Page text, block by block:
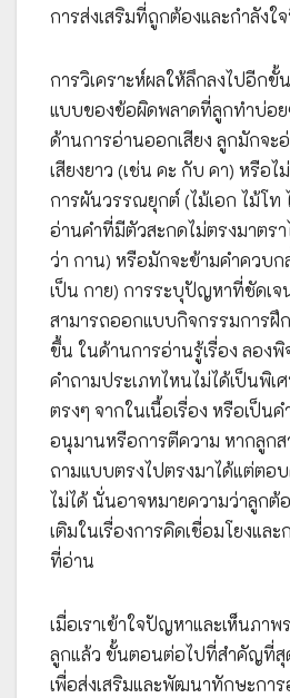
การส่งเสริมที่ถูกต้องและกำลังใ
การวิเคราะห์ผลให้ลึกลงไปอีก
แบบของข้อผิดพลาดที่ลูกทำบ่อย
ด้านการอ่านออกเสียง ลูกมักจะ
เสียงยาว (เช่น คะ กับ คา) หรือ
การผันวรรณยุกต์ (ไม้เอก ไม้โท
อ่านคำที่มีตัวสะกดไม่ตรงมาตรา
ว่า กาน) หรือมักจะข้ามคำควบก
เป็น กาย) การระบุปัญหาที่ชัดเจ
สามารถออกแบบกิจกรรมการฝึ
ขึ้น ในด้านการอ่านรู้เรื่อง ลอง
คำถามประเภทไหนไม่ได้เป็นพิเ
ตรงๆ จากในเนื้อเรื่อง หรือเป็น
อนุมานหรือการตีความ หากลูก
ถามแบบตรงไปตรงมาได้แต่ตอบ
ไม่ได้ นั่นอาจหมายความว่าลูกต้
เติมในเรื่องการคิดเชื่อมโยงแล
ที่อ่าน
เมื่อเราเข้าใจปัญหาและเห็นภา
ลูกแล้ว ขั้นตอนต่อไปที่สำคัญที่
เพื่อส่งเสริมและพัฒนาทักษะกา